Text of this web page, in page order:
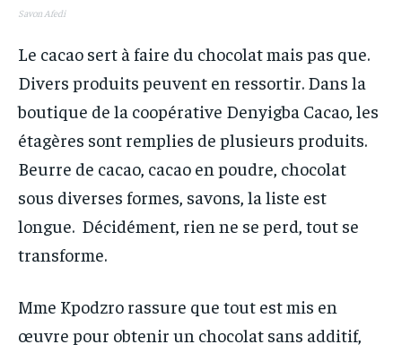
Savon Afedi
Le cacao sert à faire du chocolat mais pas que.
Divers produits peuvent en ressortir. Dans la
boutique de la coopérative Denyigba Cacao, les
étagères sont remplies de plusieurs produits.
Beurre de cacao, cacao en poudre, chocolat
sous diverses formes, savons, la liste est
longue. Décidément, rien ne se perd, tout se
transforme.
Mme Kpodzro rassure que tout est mis en
œuvre pour obtenir un chocolat sans additif,